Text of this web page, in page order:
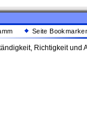
Seite
Richtigkeit